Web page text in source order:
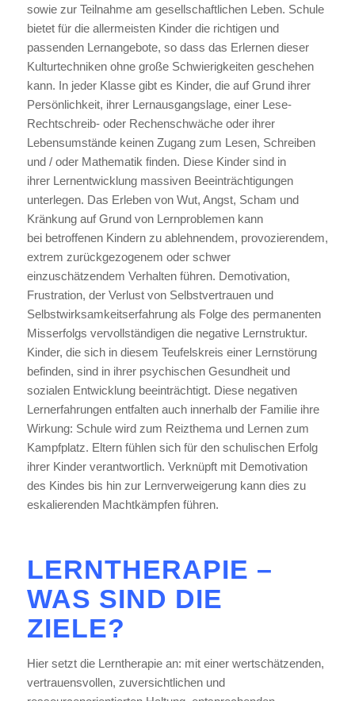
sowie zur Teilnahme am gesellschaftlichen Leben. Schule
bietet für die allermeisten Kinder die richtigen und
passenden Lernangebote, so dass das Erlernen dieser
Kulturtechniken ohne große Schwierigkeiten geschehen
kann. In jeder Klasse gibt es Kinder, die auf Grund ihrer
Persönlichkeit, ihrer Lernausgangslage, einer Lese-
Rechtschreib- oder Rechenschwäche oder ihrer
Lebensumstände keinen Zugang zum Lesen, Schreiben
und / oder Mathematik finden. Diese Kinder sind in
ihrer Lernentwicklung massiven Beeinträchtigungen
unterlegen. Das Erleben von Wut, Angst, Scham und
Kränkung auf Grund von Lernproblemen kann
bei betroffenen Kindern zu ablehnendem, provozierendem,
extrem zurückgezogenem oder schwer
einzuschätzendem Verhalten führen. Demotivation,
Frustration, der Verlust von Selbstvertrauen und
Selbstwirksamkeitserfahrung als Folge des permanenten
Misserfolgs vervollständigen die negative Lernstruktur.
Kinder, die sich in diesem Teufelskreis einer Lernstörung
befinden, sind in ihrer psychischen Gesundheit und
sozialen Entwicklung beeinträchtigt. Diese negativen
Lernerfahrungen entfalten auch innerhalb der Familie ihre
Wirkung: Schule wird zum Reizthema und Lernen zum
Kampfplatz. Eltern fühlen sich für den schulischen Erfolg
ihrer Kinder verantwortlich. Verknüpft mit Demotivation
des Kindes bis hin zur Lernverweigerung kann dies zu
eskalierenden Machtkämpfen führen.
LERNTHERAPIE –
WAS SIND DIE
ZIELE?
Hier setzt die Lerntherapie an: mit einer wertschätzenden,
vertrauensvollen, zuversichtlichen und